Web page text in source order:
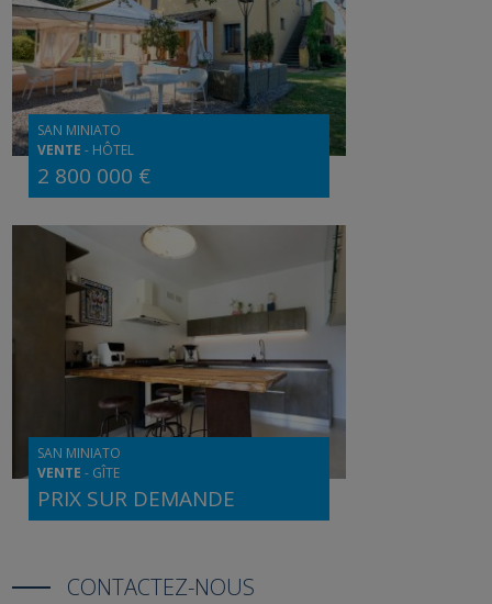
SAN MINIATO
VENTE - HÔTEL
2 800 000 €
SAN MINIATO
VENTE - GÎTE
PRIX SUR DEMANDE
CONTACTEZ-NOUS